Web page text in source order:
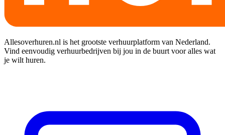
Allesoverhuren.nl is het grootste verhuurplatform van Nederland.
Vind eenvoudig verhuurbedrijven bij jou in de buurt voor alles wat
je wilt huren.